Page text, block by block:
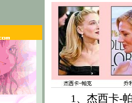
1、杰西卡-帕